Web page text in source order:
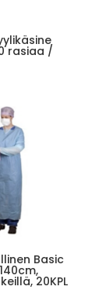
rasiaa /
Basic
20KPL